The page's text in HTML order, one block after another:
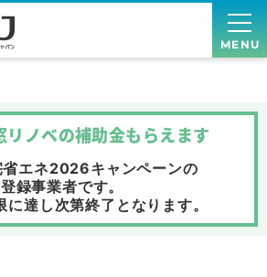
MENU
リノベの補助金もらえます
省エネ2026キャンペーンの
登録事業者です。
に達し次第終了となります。